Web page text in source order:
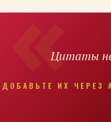
Цитаты
ДОБАВЬТЕ ИХ ЧЕРЕЗ